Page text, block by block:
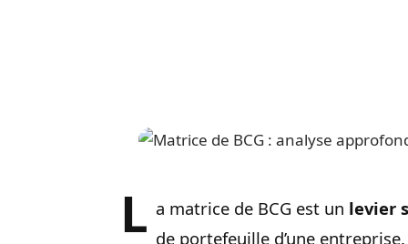
L a matrice de BCG est un levier
de portefeuille d’une